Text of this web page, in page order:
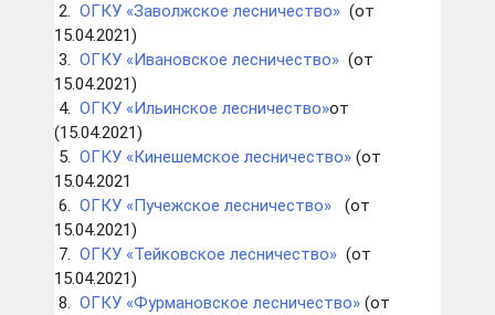
2. ОГКУ «Заволжское лесничество» (от
15.04.2021)
3. ОГКУ «Ивановское лесничество» (от
15.04.2021)
4. ОГКУ «Ильинское лесничество»от
(15.04.2021)
5. ОГКУ «Кинешемское лесничество» (от
15.04.2021
6. ОГКУ «Пучежское лесничество» (от
15.04.2021)
7. ОГКУ «Тейковское лесничество» (от
15.04.2021)
8. ОГКУ «Фурмановское лесничество» (от